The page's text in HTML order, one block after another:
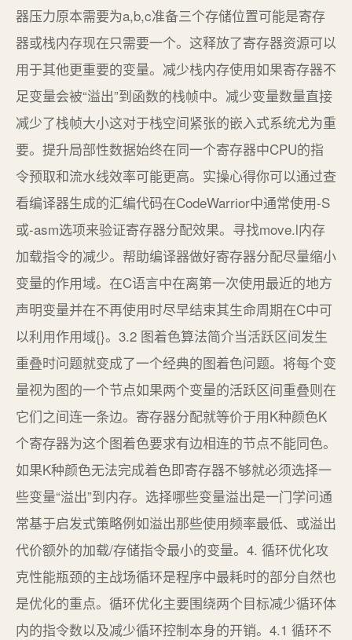
器压力原本需要为a,b,c准备三个存储位置可能是寄存
器或栈内存现在只需要一个。这释放了寄存器资源可以
用于其他更重要的变量。减少栈内存使用如果寄存器不
足变量会被“溢出”到函数的栈帧中。减少变量数量直接
减少了栈帧大小这对于栈空间紧张的嵌入式系统尤为重
要。提升局部性数据始终在同一个寄存器中CPU的指
令预取和流水线效率可能更高。实操心得你可以通过查
看编译器生成的汇编代码在CodeWarrior中通常使用-S
或-asm选项来验证寄存器分配效果。寻找move.l内存
加载指令的减少。帮助编译器做好寄存器分配尽量缩小
变量的作用域。在C语言中在离第一次使用最近的地方
声明变量并在不再使用时尽早结束其生命周期在C中可
以利用作用域{}。3.2 图着色算法简介当活跃区间发生
重叠时问题就变成了一个经典的图着色问题。将每个变
量视为图的一个节点如果两个变量的活跃区间重叠则在
它们之间连一条边。寄存器分配就等价于用K种颜色K
个寄存器为这个图着色要求有边相连的节点不能同色。
如果K种颜色无法完成着色即寄存器不够就必须选择一
些变量“溢出”到内存。选择哪些变量溢出是一门学问通
常基于启发式策略例如溢出那些使用频率最低、或溢出
代价额外的加载/存储指令最小的变量。4. 循环优化攻
克性能瓶颈的主战场循环是程序中最耗时的部分自然也
是优化的重点。循环优化主要围绕两个目标减少循环体
内的指令数以及减少循环控制本身的开销。4.1 循环不